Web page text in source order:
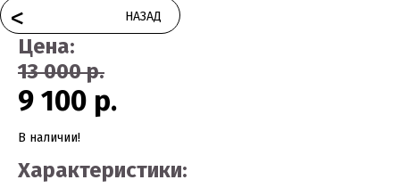
< НАЗАД
Цена:
13 000 р.
9 100 р.
В наличии!
Характеристики: